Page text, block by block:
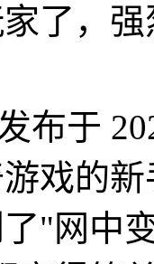
了，
布于
戏的
"网中